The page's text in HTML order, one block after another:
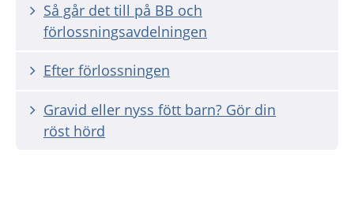
Så går det till på BB och
förlossningsavdelningen
Efter förlossningen
Gravid eller nyss fött barn? Gör din
röst hörd